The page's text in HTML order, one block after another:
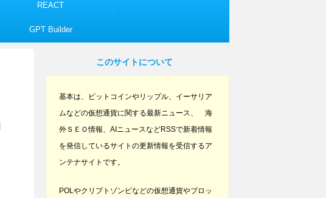
REACT
GPT Builder
このサイトについて
基本は、ビットコインやリップル、イーサリア
ムなどの仮想通貨に関する最新ニュース、 海
外ＳＥＯ情報、AIニュースなどRSSで新着情報
を発信しているサイトの更新情報を受信するア
ンテナサイトです。
POLやクリプトゾンビなどの仮想通貨やブロッ